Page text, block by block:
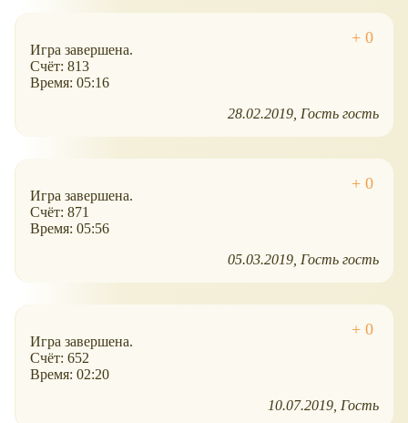
Игра завершена.
Счёт: 813
Время: 05:16
28.02.2019 Гость гость
Игра завершена.
Счёт: 871
Время: 05:56
05.03.2019 Гость гость
Игра завершена.
Счёт: 652
Время: 02:20
10.07.2019 Гость